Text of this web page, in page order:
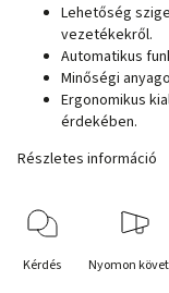
Lehetőség
vezetékekről.
Automatikus
Minőségi
Ergonomikus
érdekében.
Részletes információ
Kérdés Nyomon